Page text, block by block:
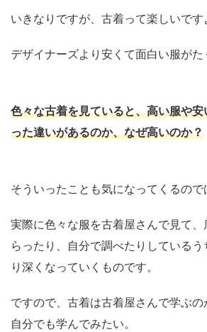
いきなりですが、古着って楽しいです
デザイナーズより安くて面白い服がた
色々な古着を見ていると、高い服や
った違いがあるのか、なぜ高いのか？
そういったことも気になってくるので
実際に色々な服を古着屋さんで見て
らったり、自分で調べたりしている
り深くなっていくものです。
ですので、古着は古着屋さんで学ぶの
自分でも学んでみたい。